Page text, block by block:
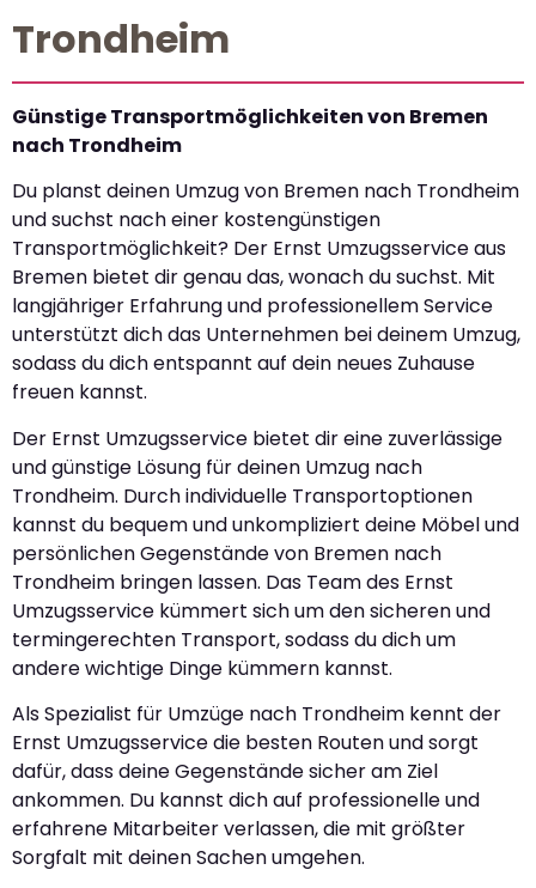
Trondheim
Günstige Transportmöglichkeiten von Bremen
nach Trondheim
Du planst deinen Umzug von Bremen nach Trondheim
und suchst nach einer kostengünstigen
Transportmöglichkeit? Der Ernst Umzugsservice aus
Bremen bietet dir genau das, wonach du suchst. Mit
langjähriger Erfahrung und professionellem Service
unterstützt dich das Unternehmen bei deinem Umzug,
sodass du dich entspannt auf dein neues Zuhause
freuen kannst.
Der Ernst Umzugsservice bietet dir eine zuverlässige
und günstige Lösung für deinen Umzug nach
Trondheim. Durch individuelle Transportoptionen
kannst du bequem und unkompliziert deine Möbel und
persönlichen Gegenstände von Bremen nach
Trondheim bringen lassen. Das Team des Ernst
Umzugsservice kümmert sich um den sicheren und
termingerechten Transport, sodass du dich um
andere wichtige Dinge kümmern kannst.
Als Spezialist für Umzüge nach Trondheim kennt der
Ernst Umzugsservice die besten Routen und sorgt
dafür, dass deine Gegenstände sicher am Ziel
ankommen. Du kannst dich auf professionelle und
erfahrene Mitarbeiter verlassen, die mit größter
Sorgfalt mit deinen Sachen umgehen.